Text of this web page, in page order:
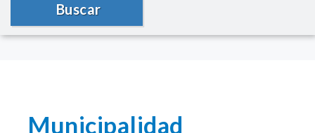
Buscar
Municipalidad